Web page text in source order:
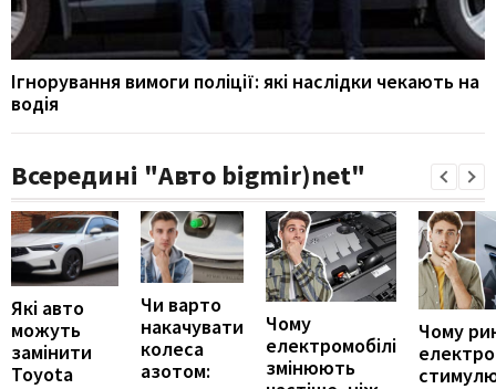
Ігнорування вимоги поліції: які наслідки чекають на
водія
Всередині "Авто bigmir)net"
Які авто
можуть
замінити
Toyota
Чи варто
накачувати
колеса
азотом:
Чому
електромобілі
змінюють
Чому